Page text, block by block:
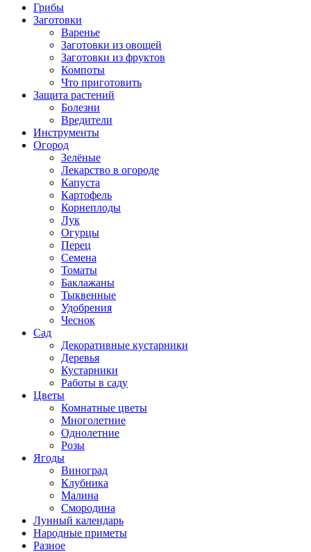
Грибы
Заготовки
Варенье
Заготовки из овощей
Заготовки из фруктов
Компоты
Что приготовить
Защита растений
Болезни
Вредители
Инструменты
Огород
Зелёные
Лекарство в огороде
Капуста
Картофель
Корнеплоды
Лук
Огурцы
Перец
Семена
Томаты
Баклажаны
Тыквенные
Удобрения
Чеснок
Сад
Декоративные кустарники
Деревья
Кустарники
Работы в саду
Цветы
Комнатные цветы
Многолетние
Однолетние
Розы
Ягоды
Виноград
Клубника
Малина
Смородина
Лунный календарь
Народные приметы
Разное